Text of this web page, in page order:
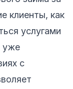
клиенты, как
услугами
уже
с